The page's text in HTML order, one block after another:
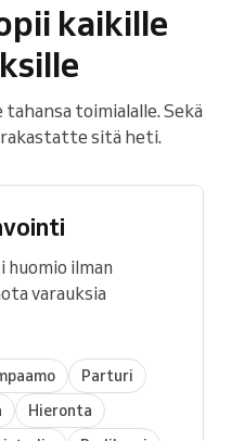
kaikille
toimialalle. Sekä
sitä heti.
huomio ilman
varauksia
Parturi
Hieronta